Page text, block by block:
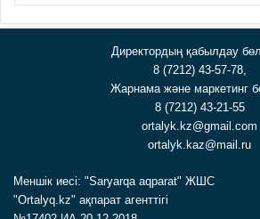
Директордың қабылдау
8 (7212) 43-57-78,
Жарнама және маркетинг
8 (7212) 43-21-55
ortalyk.kz@gmail.com
ortalyk.kaz@mail.ru
Меншік иесі: "Saryarqa aqparat" ЖШС
"Ortalyq.kz" ақпарат агенттігі